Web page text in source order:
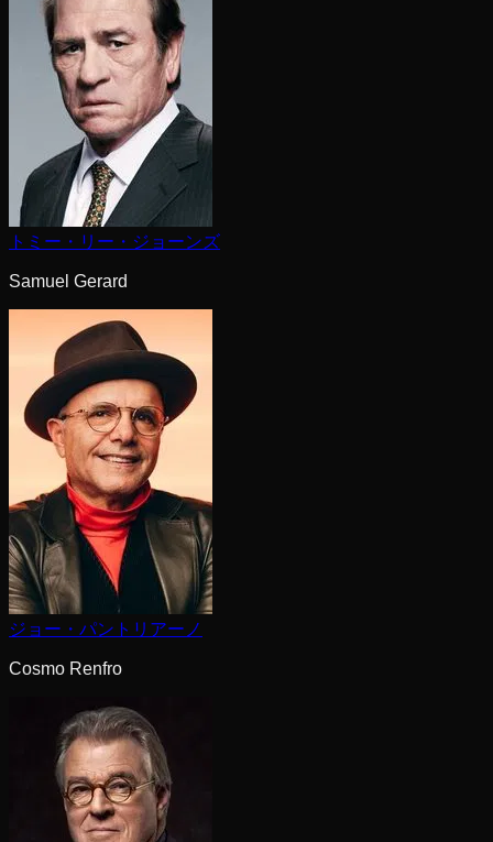
トミー・リー・ジョーンズ
Samuel Gerard
ジョー・パントリアーノ
Cosmo Renfro